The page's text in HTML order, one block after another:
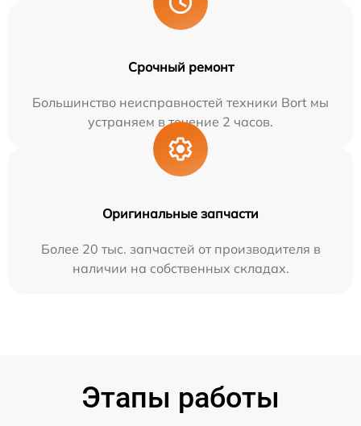
Срочный ремонт
Большинство неисправностей техники Bort мы
устраняем в течение 2 часов.
Оригинальные запчасти
Более 20 тыс. запчастей от производителя в
наличии на собственных складах.
Этапы работы